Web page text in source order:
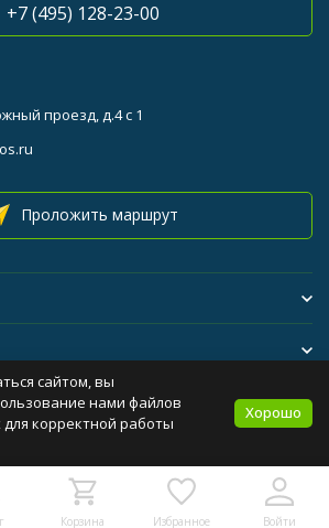
Корзина Избранное Войти
+7 (495) 128-23-00
проезд, д.4 с 1
Проложить маршрут
данных Карта сайта
сайтом, вы
нами файлов
корректной работы
Хорошо